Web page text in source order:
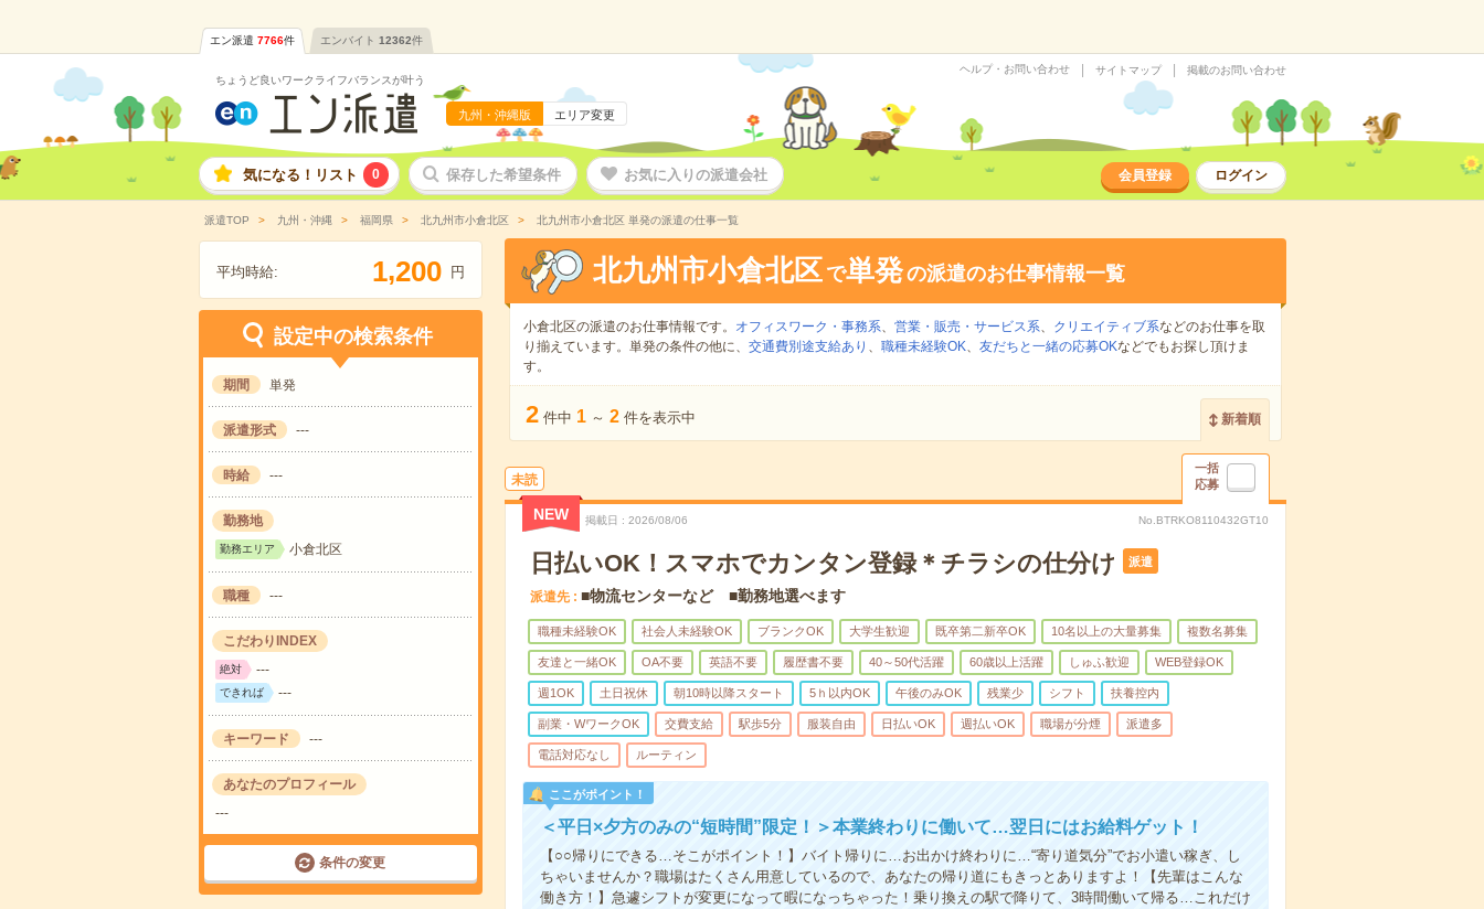
エン派遣 7766件 エンバイト 12362件
ちょうど良いワークライフバランスが叶う
九州・沖縄版 エリア変更
ヘルプ・お問い合わせ サイトマップ 掲載のお問い合わせ
気になる！リスト 0 保存した希望条件 お気に入りの派遣会社 会員登録 ログイン
派遣TOP 九州・沖縄 福岡県 北九州市小倉北区 北九州市小倉北区 単発の派遣の仕事一覧
平均時給: 1,200 円
設定中の検索条件
期間 単発
派遣形式 ---
時給 ---
勤務地
勤務エリア 小倉北区
職種 ---
こだわりINDEX
絶対 ---
できれば ---
キーワード ---
あなたのプロフィール
---
条件の変更
北九州市小倉北区 で単発の派遣のお仕事情報一覧
小倉北区の派遣のお仕事情報です。 オフィスワーク・事務系、 営業・販売・サービス系、 クリエイティブ系などのお仕事を取
り揃えています。単発の条件の他に、 交通費別途支給あり 、 職種未経験OK、 友だちと一緒の応募OKなどでもお探し頂けま
す。
2 件中 1 ～ 2 件を表示中 新着順
未読
一括
応募
NEW 掲載日 2026/08/06 No.BTRKO8110432GT10
日払いOK！スマホでカンタン登録＊チラシの仕分け 派遣
派遣先 ■物流センターなど ■勤務地選べます
職種未経験OK 社会人未経験OK ブランクOK 大学生歓迎 既卒第二新卒OK 10名以上の大量募集 複数名募集
友達と一緒OK OA不要 英語不要 履歴書不要 40～50代活躍 60歳以上活躍 しゅふ歓迎 WEB登録OK
週1OK 土日祝休 朝10時以降スタート 5ｈ以内OK 午後のみOK 残業少 シフト 扶養控内
副業・WワークOK 交費支給 駅歩5分 服装自由 日払いOK 週払いOK 職場が分煙 派遣多
電話対応なし ルーティン
ここがポイント！
＜平日×夕方のみの“短時間”限定！＞本業終わりに働いて…翌日にはお給料ゲット！
【○○帰りにできる…そこがポイント！】バイト帰りに…お出かけ終わりに…“寄り道気分”でお小遣い稼ぎ、し
ちゃいませんか？職場はたくさん用意しているので、あなたの帰り道にもきっとありますよ！【先輩はこんな
働き方！】急遽シフトが変更になって暇になっちゃった！乗り換えの駅で降りて、3時間働いて帰る…これだけ